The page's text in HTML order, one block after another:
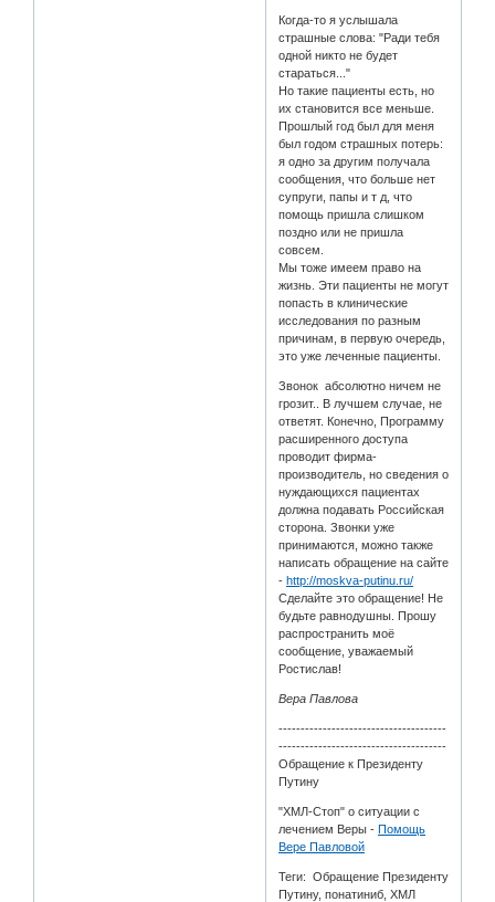
Когда-то я услышала
страшные слова: "Ради тебя
одной никто не будет
стараться..."
Но такие пациенты есть, но
их становится все меньше.
Прошлый год был для меня
был годом страшных потерь:
я одно за другим получала
сообщения, что больше нет
супруги, папы и т д, что
помощь пришла слишком
поздно или не пришла
совсем.
Мы тоже имеем право на
жизнь. Эти пациенты не могут
попасть в клинические
исследования по разным
причинам, в первую очередь,
это уже леченные пациенты.
Звонок абсолютно ничем не
грозит.. В лучшем случае, не
ответят. Конечно, Программу
расширенного доступа
проводит фирма-
производитель, но сведения о
нуждающихся пациентах
должна подавать Российская
сторона. Звонки уже
принимаются, можно также
написать обращение на сайте
-http://moskva-putinu.ru/
Сделайте это обращение! Не
будьте равнодушны. Прошу
распространить моё
сообщение, уважаемый
Ростислав!
Вера Павлова
--------------------------------------
--------------------------------------
Обращение к Президенту
Путину
"ХМЛ-Стоп" о ситуации с
лечением Веры -Помощь
Вере Павловой
Теги: Обращение Президенту
Путину, понатиниб, ХМЛ